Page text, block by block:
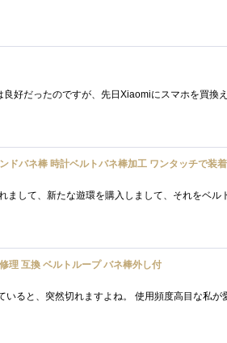
理 互換 ベルトループ バネ棒外し付